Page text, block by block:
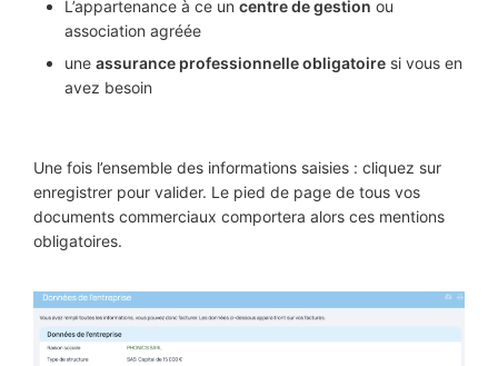
L’appartenance à ce un centre de gestion ou
association agréée
une assurance professionnelle obligatoire si vous en
avez besoin
Une fois l’ensemble des informations saisies : cliquez sur
enregistrer pour valider. Le pied de page de tous vos
documents commerciaux comportera alors ces mentions
obligatoires.